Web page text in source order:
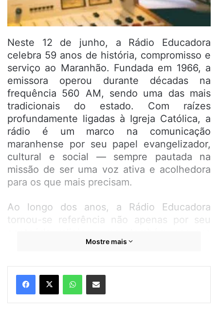
Neste 12 de junho, a Rádio Educadora
celebra 59 anos de história, compromisso e
serviço ao Maranhão. Fundada em 1966, a
emissora operou durante décadas na
frequência 560 AM, sendo uma das mais
tradicionais do estado. Com raízes
profundamente ligadas à Igreja Católica, a
rádio é um marco na comunicação
maranhense por seu papel evangelizador,
cultural e social — sempre pautada na
missão de ser uma voz ativa e acolhedora
para os que mais precisam.
Ao longo dos anos, a Rádio Educadora
tornou-se referência não apenas por seu
atuação jornalística e educativa. Seu
nomes da comunicação no Maranhão, como
Carlos Henrique (o “Galinho”), Robson
Júnior, Zé Santos, Herbeth Pereira,
Mostre mais